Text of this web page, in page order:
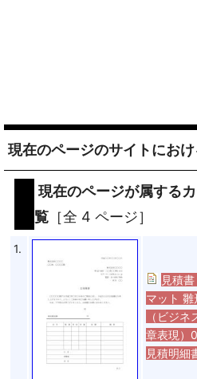
現在のページのサイトにお
現在のページが属する
覧 ［全 4 ページ］
1.
見積
マット 雛
（ビジ
章表現）
見積明細